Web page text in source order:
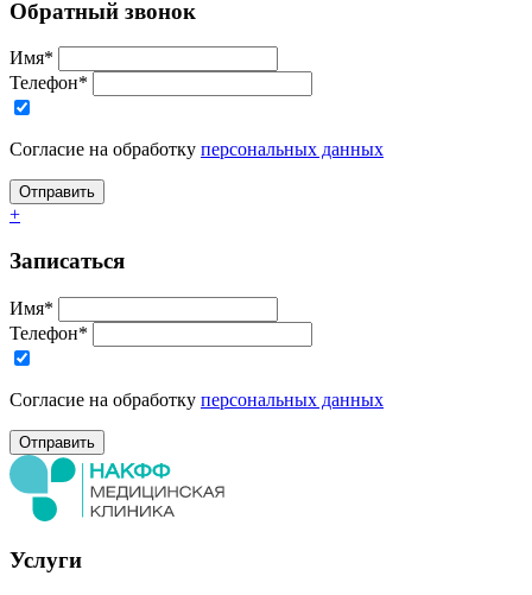
Обратный звонок
Имя*
Телефон*
Согласие на обработку персональных данных
+
Записаться
Имя*
Телефон*
Согласие на обработку персональных данных
Услуги